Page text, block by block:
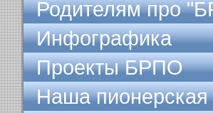
Родителям про
Инфографика
Проекты БРПО
Наша